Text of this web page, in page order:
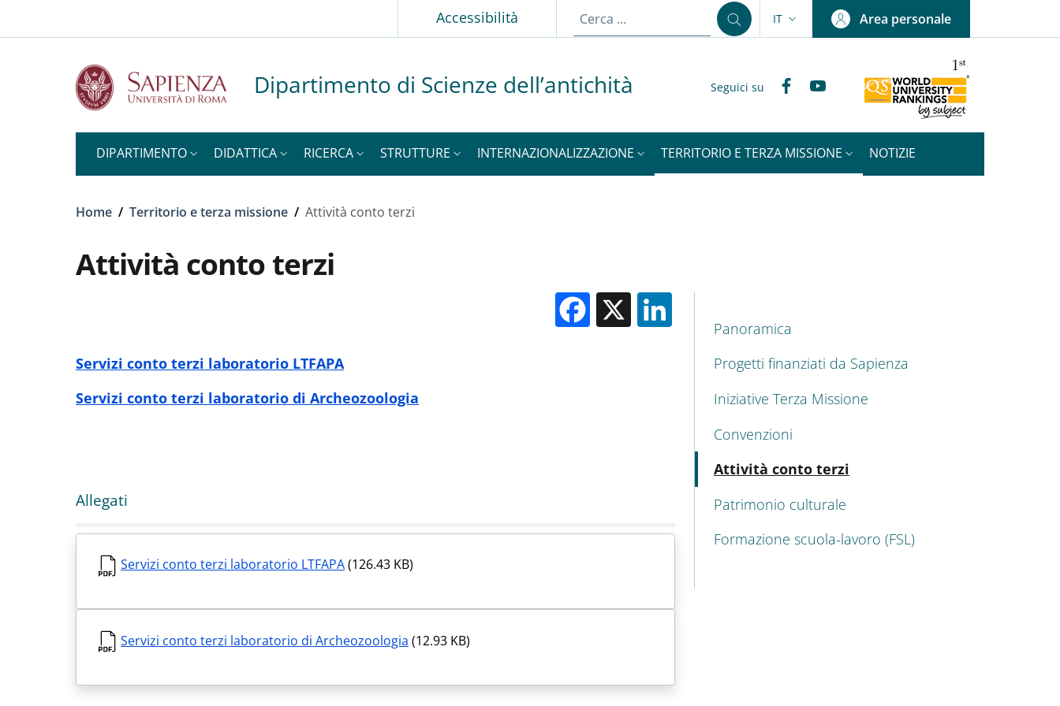
Accessibilità SELETTORE LINGUA: CURRENT LANGUAGE
IT Area personale
Dipartimento di Scienze dell’antichità Seguici su FacebookYouTube
DIPARTIMENTO DIDATTICA RICERCA STRUTTURE INTERNAZIONALIZZAZIONE TERRITORIO E TERZA MISSIONE NOTIZIE
Briciole di pane
Home / Territorio e terza missione / Attività conto terzi
Attività conto terzi
Facebook
X
Servizi conto terzi laboratorio LTFAPA
Servizi conto terzi laboratorio di Archeozoologia
Allegati
Servizi conto terzi laboratorio LTFAPA(126.43 KB)
Servizi conto terzi laboratorio di Archeozoologia (12.93 KB)
MENU CEV SECOND NAVIGATION
Panoramica
Progetti finanziati da Sapienza
Iniziative Terza Missione
Convenzioni
Attività conto terzi
Patrimonio culturale
Formazione scuola-lavoro (FSL)